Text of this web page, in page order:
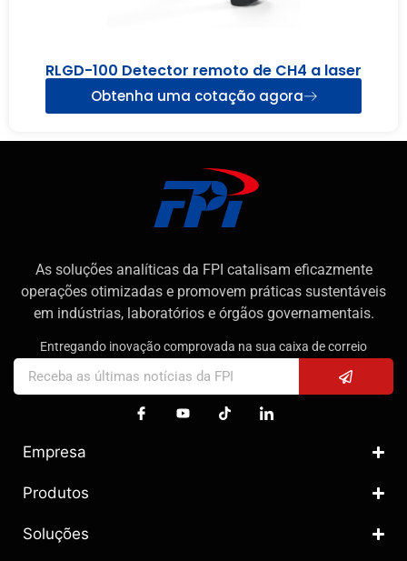
RLGD-100 Detector remoto de CH4 a laser
Obtenha uma cotação agora
As soluções analíticas da FPI catalisam eficazmente
operações otimizadas e promovem práticas sustentáveis
em indústrias, laboratórios e órgãos governamentais.
Entregando inovação comprovada na sua caixa de correio
Empresa
Produtos
Soluções